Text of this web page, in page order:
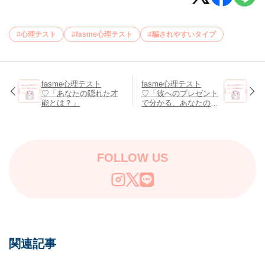
心理テスト fasme心理テスト 騙されやすいタイプ
fasme心理テスト
♡「あなたの隠れた才
能とは？」
fasme心理テスト
♡「彼へのプレゼント
で分かる、あなたの恋
FOLLOW US
関連記事